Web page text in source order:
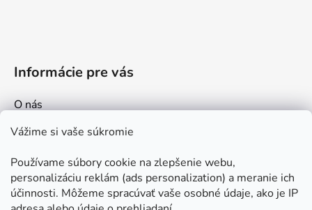
Vážime si vaše súkromie
Používame súbory cookie na zlepšenie webu,
personalizáciu reklám (ads personalization) a meranie ich
účinnosti. Môžeme spracúvať vaše osobné údaje, ako je IP
Informácie pre vás
O nás
Kontakt
Ako nakupovať
Obchodné podmienky